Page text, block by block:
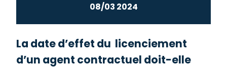
08/03 2024
La date d’effet du licenciement
d’un agent contractuel doit-elle